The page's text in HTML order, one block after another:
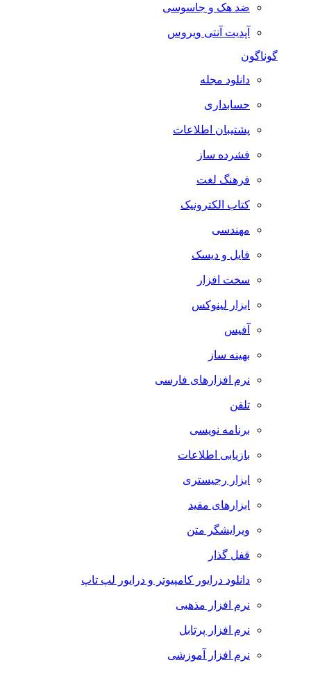
ضد هک و جاسوسی
آپدیت آنتی ویروس
گوناگون
دانلود مجله
حسابداری
پشتیبان اطلاعات
فشرده ساز
فرهنگ لغت
کتاب الکترونیک
مهندسی
فایل و دیسک
سخت افزار
ابزار لینوکس
آفیس
بهینه ساز
نرم افزارهای فارسی
تلفن
برنامه نویسی
بازیابی اطلاعات
ابزار رجیستری
ابزارهای مفید
ویرایشگر متن
قفل گذار
دانلود درایور کامپیوتر و درایور لپ تاپ
نرم افزار مذهبی
نرم افزار پرتابل
نرم افزار آموزشی